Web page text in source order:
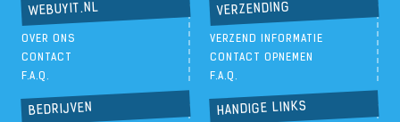
WEBUYIT.NL
OVER ONS
CONTACT
F.A.Q.
VERZENDING
VERZEND INFORMATIE
CONTACT OPNEMEN
F.A.Q.
BEDRIJVEN HANDIGE LINKS